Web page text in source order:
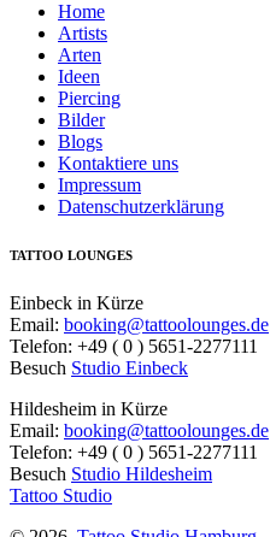
Home
Artists
Arten
Ideen
Piercing
Bilder
Blogs
Kontaktiere uns
Impressum
Datenschutzerklärung
TATTOO LOUNGES
Einbeck in Kürze
Email: booking@tattoolounges.de
Telefon: +49 ( 0 ) 5651-2277111
Besuch Studio Einbeck
Hildesheim in Kürze
Email: booking@tattoolounges.de
Telefon: +49 ( 0 ) 5651-2277111
Besuch Studio Hildesheim
Tattoo Studio